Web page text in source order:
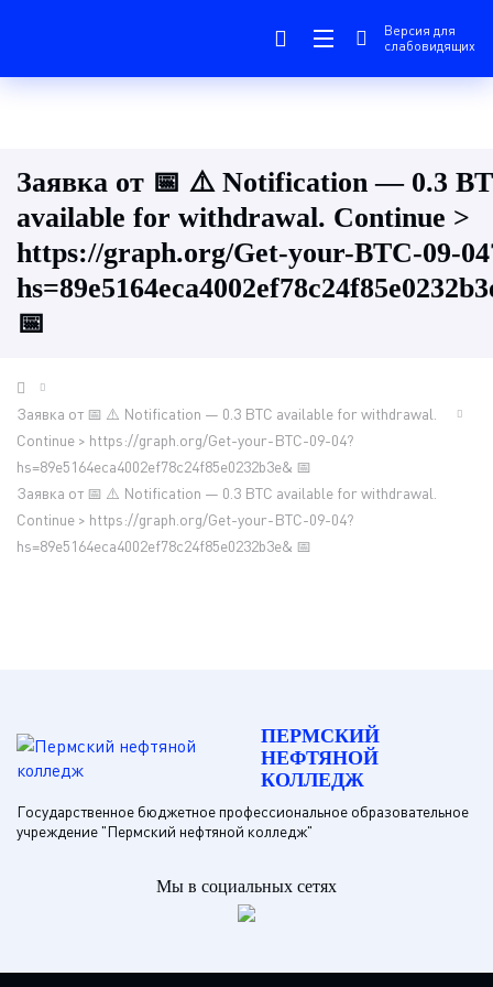
Версия для
слабовидящих
Заявка от 📅 ⚠️ Notification — 0.3
available for withdrawal. Continue >
https://graph.org/Get-your-BTC-09-
📅
Заявка от 📅 ⚠️ Notification — 0.3 BTC available for withdrawal.
Continue > https://graph.org/Get-your-BTC-09-04?
hs=89e5164eca4002ef78c24f85e0232b3e& 📅
Заявка от 📅 ⚠️ Notification — 0.3 BTC available for withdrawal.
Continue > https://graph.org/Get-your-BTC-09-04?
hs=89e5164eca4002ef78c24f85e0232b3e& 📅
ПЕРМСКИЙ
НЕФТЯНОЙ
КОЛЛЕДЖ
Государственное бюджетное профессиональное образовательное
учреждение "Пермский нефтяной колледж"
Мы в социальных сетях